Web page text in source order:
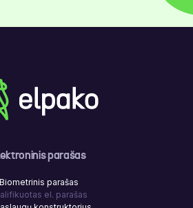
parašas
Biometrinis parašas
el. parašas